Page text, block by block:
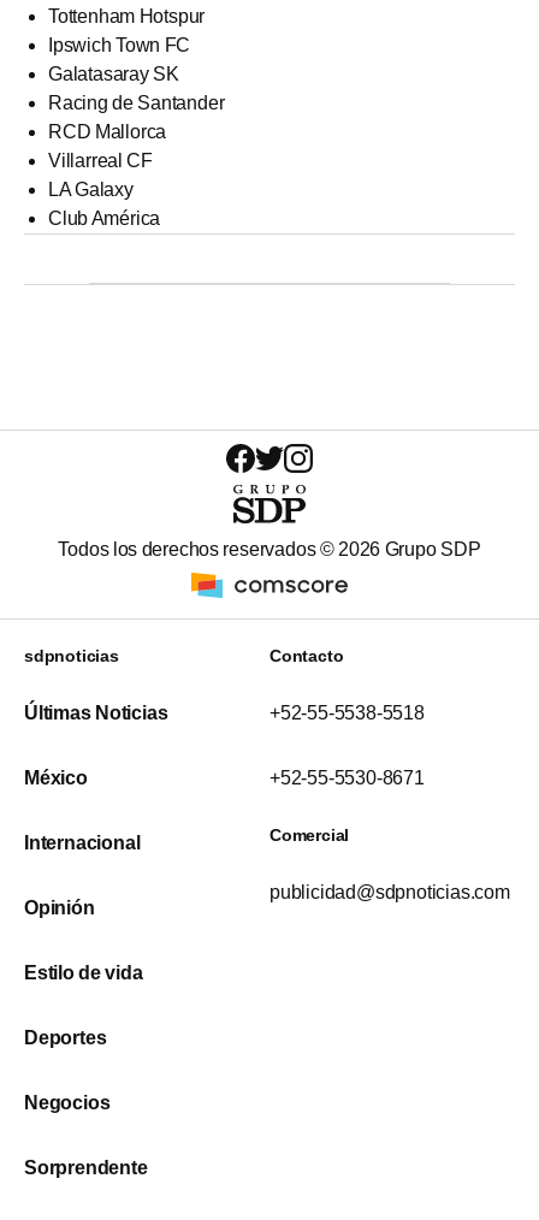
Tottenham Hotspur
Ipswich Town FC
Galatasaray SK
Racing de Santander
RCD Mallorca
Villarreal CF
LA Galaxy
Club América
Todos los derechos reservados © 2026 Grupo SDP
sdpnoticias
Últimas Noticias
México
Internacional
Opinión
Estilo de vida
Deportes
Negocios
Sorprendente
Contacto
+52-55-5538-5518
+52-55-5530-8671
Comercial
publicidad@sdpnoticias.com